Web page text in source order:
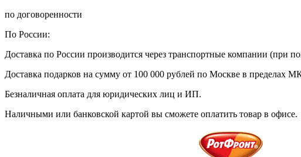
по договоренности
По России:
Доставка по России производится через транспортные компании (при
Доставка подарков на сумму от 100 000 рублей по Москве в пределах
Безналичная оплата для юридических лиц и ИП.
Наличными или банковской картой вы сможете оплатить товар в офисе.